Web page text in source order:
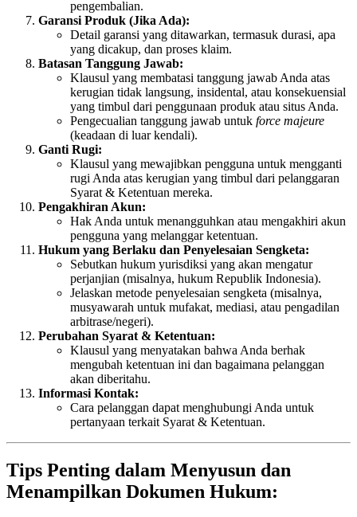
pengembalian.
Garansi Produk (Jika Ada):
Detail garansi yang ditawarkan, termasuk durasi, apa
yang dicakup, dan proses klaim.
Batasan Tanggung Jawab:
Klausul yang membatasi tanggung jawab Anda atas
kerugian tidak langsung, insidental, atau konsekuensial
yang timbul dari penggunaan produk atau situs Anda.
Pengecualian tanggung jawab untuk force majeure
(keadaan di luar kendali).
Ganti Rugi:
Klausul yang mewajibkan pengguna untuk mengganti
rugi Anda atas kerugian yang timbul dari pelanggaran
Syarat & Ketentuan mereka.
Pengakhiran Akun:
Hak Anda untuk menangguhkan atau mengakhiri akun
pengguna yang melanggar ketentuan.
Hukum yang Berlaku dan Penyelesaian Sengketa:
Sebutkan hukum yurisdiksi yang akan mengatur
perjanjian (misalnya, hukum Republik Indonesia).
Jelaskan metode penyelesaian sengketa (misalnya,
musyawarah untuk mufakat, mediasi, atau pengadilan
arbitrase/negeri).
Perubahan Syarat & Ketentuan:
Klausul yang menyatakan bahwa Anda berhak
mengubah ketentuan ini dan bagaimana pelanggan
akan diberitahu.
Informasi Kontak:
Cara pelanggan dapat menghubungi Anda untuk
pertanyaan terkait Syarat & Ketentuan.
Tips Penting dalam Menyusun dan
Menampilkan Dokumen Hukum: